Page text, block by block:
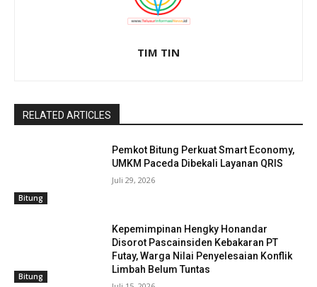
TIM TIN
RELATED ARTICLES
Bitung
Pemkot Bitung Perkuat Smart Economy,
UMKM Paceda Dibekali Layanan QRIS
Juli 29, 2026
Bitung
Kepemimpinan Hengky Honandar
Disorot Pascainsiden Kebakaran PT
Futay, Warga Nilai Penyelesaian Konflik
Limbah Belum Tuntas